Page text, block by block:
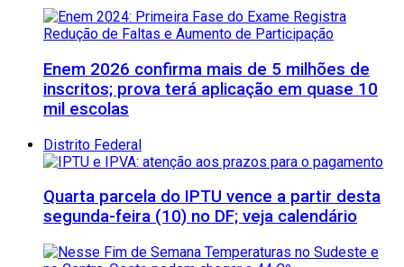
Enem 2026 confirma mais de 5 milhões de
inscritos; prova terá aplicação em quase 10
mil escolas
Distrito Federal
Quarta parcela do IPTU vence a partir desta
segunda-feira (10) no DF; veja calendário